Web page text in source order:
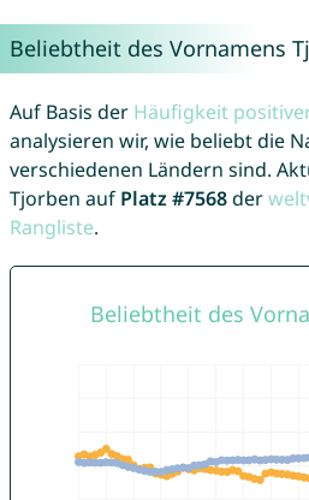
Beliebtheit des Vornamens
Auf Basis der Häufigkeit
analysieren wir, wie beliebt die
verschiedenen Ländern sind.
Tjorben auf Platz #7568der
Rangliste.